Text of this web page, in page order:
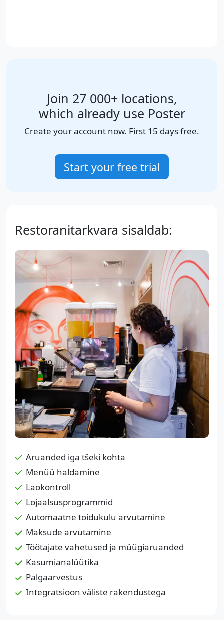
Join 27 000+ locations,
which already use Poster
Create your account now. First 15 days free.
Start your free trial
Restoranitarkvara sisaldab:
Aruanded iga tšeki kohta
Menüü haldamine
Laokontroll
Lojaalsusprogrammid
Automaatne toidukulu arvutamine
Maksude arvutamine
Töötajate vahetused ja müügiaruanded
Kasumianalüütika
Palgaarvestus
Integratsioon väliste rakendustega